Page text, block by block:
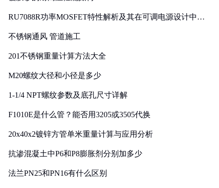
RU7088R功率MOSFET特性解析及其在可调电源设计中的
不锈钢通风 管道施工
201不锈钢重量计算方法大全
M20螺纹大径和小径是多少
1-1/4 NPT螺纹参数及底孔尺寸详解
F1010E是什么管？能否用3205或3505代换
20x40x2镀锌方管单米重量计算与应用分析
抗渗混凝土中P6和P8膨胀剂分别加多少
法兰PN25和PN16有什么区别